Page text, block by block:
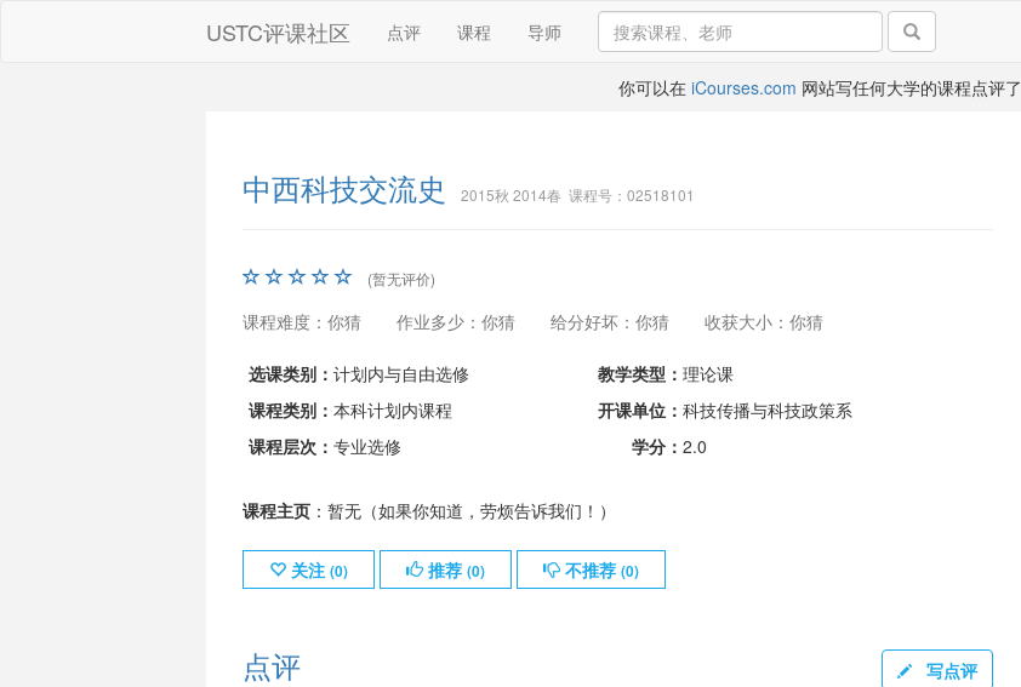
USTC评课社区 点评 课程 导师
你可以在 iCourses.com 网站写任何大学的课程点评了
中西科技交流史 2015秋 2014春 课程号：02518101
(暂无评价)
课程难度：你猜 作业多少：你猜 给分好坏：你猜 收获大小：你猜
选课类别： 计划内与自由选修 教学类型： 理论课
课程类别： 本科计划内课程 开课单位： 科技传播与科技政策系
课程层次： 专业选修 学分： 2.0
课程主页：暂无（如果你知道，劳烦告诉我们！）
关注 (0) 推荐 (0) 不推荐 (0)
点评 写点评